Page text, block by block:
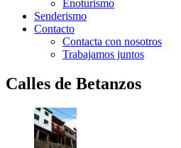
Enoturismo
Senderismo
Contacto
Contacta con nosotros
Trabajamos juntos
Calles de Betanzos